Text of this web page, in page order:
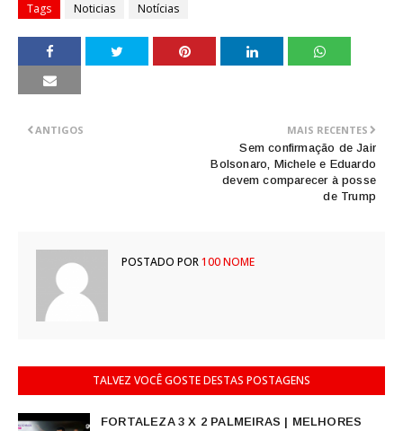
Tags Noticias Notícias
MAIS RECENTES
Sem confirmação de Jair
Bolsonaro, Michele e Eduardo
devem comparecer à posse
de Trump
ANTIGOS
POSTADO POR100 NOME
TALVEZ VOCÊ GOSTE DESTAS POSTAGENS
FORTALEZA 3 X 2 PALMEIRAS | MELHORES